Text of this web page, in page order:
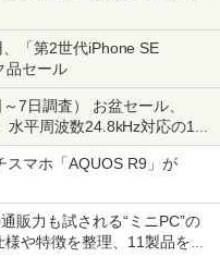
「第2世代iPhone SE
品セール
7日調査） お盆セール、
平周波数24.8kHz対応の17
動セール ほか
スマホ「AQUOS R9」が
販力も試される“ミニPC”の
や特徴を整理、11製品をピ